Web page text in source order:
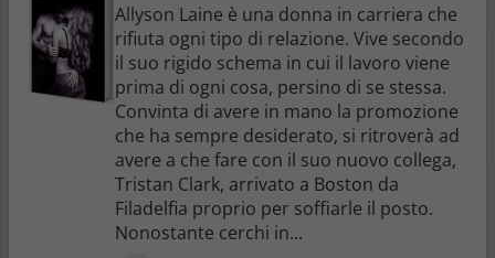
Allyson Laine è una donna in carriera che
rifiuta ogni tipo di relazione. Vive secondo
il suo rigido schema in cui il lavoro viene
prima di ogni cosa, persino di se stessa.
Convinta di avere in mano la promozione
che ha sempre desiderato, si ritroverà ad
avere a che fare con il suo nuovo collega,
Tristan Clark, arrivato a Boston da
Filadelfia proprio per soffiarle il posto.
Nonostante cerchi in...